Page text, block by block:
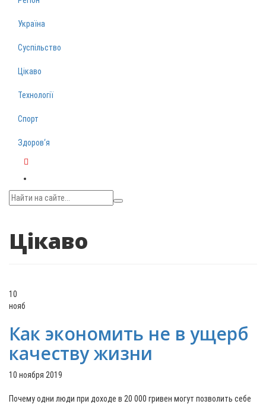
Україна
Суспільство
Цікаво
Технології
Спорт
Здоров‘я
Цікаво
10
нояб
Как экономить не в ущерб
качеству жизни
10 ноября 2019
Почему одни люди при доходе в 20 000 гривен могут позволить себе